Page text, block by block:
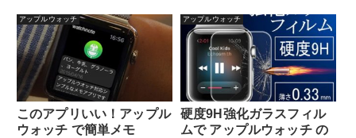
と思っ...
アップルウォッチ
このアプリいい！アップル
ウォッチ で簡単メモ
アップルウォッチ
硬度9H強化ガラスフィル
ムで アップルウォッチ の